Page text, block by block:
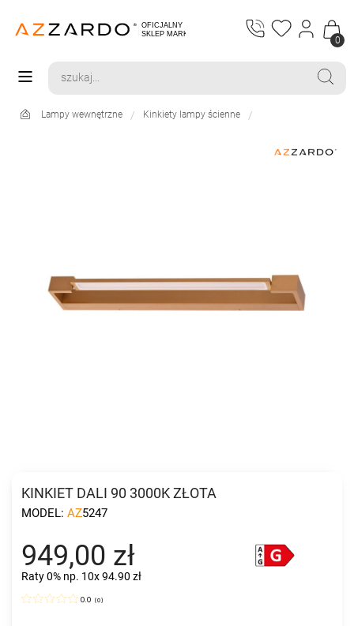
0
Lampy wewnętrzne Kinkiety lampy ścienne
KINKIET DALI 90 3000K ZŁOTA
MODEL: AZ5247
949,00 zł
Raty 0% np. 10x 94.90 zł
0.0 (0)